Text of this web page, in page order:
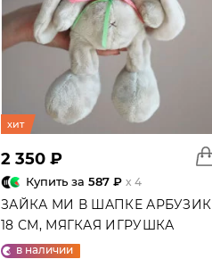
хит
2 350 ₽
Купить за 587 ₽ x 4
ЗАЙКА МИ В ШАПКЕ АРБУЗИК
18 СМ, МЯГКАЯ ИГРУШКА
в наличии